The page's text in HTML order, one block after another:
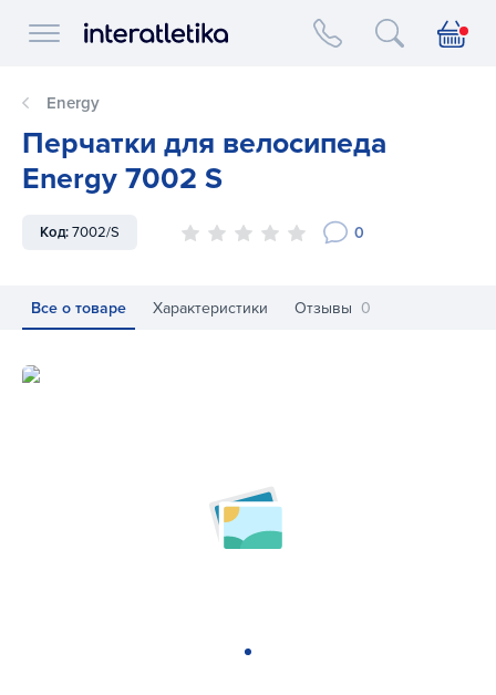
Interatletika logo
Energy
Перчатки для велосипеда
Energy 7002 S
Код:7002/S 0
Все о товаре Характеристики Отзывы 0
Перчатки для велосипеда Energy 7002 S